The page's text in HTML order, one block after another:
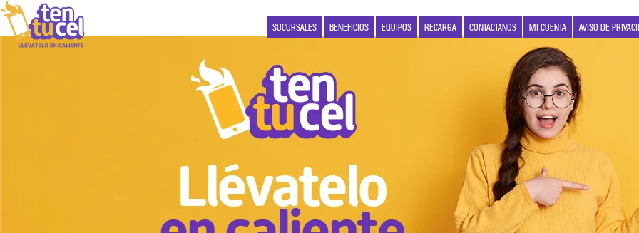
SUCURSALES BENEFICIOS EQUIPOS RECARGA CONTACTANOS MI CUENTA AVISO DE